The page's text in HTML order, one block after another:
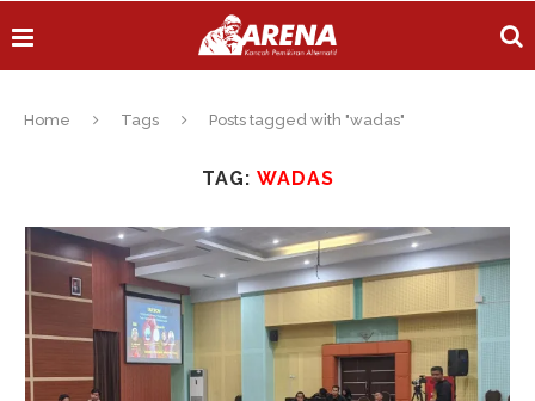
Home Tags Posts tagged with "wadas"
TAG: WADAS